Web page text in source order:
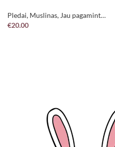
Pledai, Muslinas, Jau pagaminta
!,Kūdikių priežiūrai
€20.00